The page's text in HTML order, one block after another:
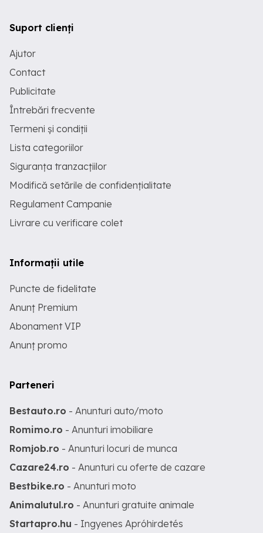
Suport clienți
Ajutor
Contact
Publicitate
Întrebări frecvente
Termeni și condiții
Lista categoriilor
Siguranța tranzacțiilor
Modifică setările de confidențialitate
Regulament Campanie
Livrare cu verificare colet
Informații utile
Puncte de fidelitate
Anunț Premium
Abonament VIP
Anunț promo
Parteneri
Bestauto.ro - Anunturi auto/moto
Romimo.ro - Anunturi imobiliare
Romjob.ro - Anunturi locuri de munca
Cazare24.ro - Anunturi cu oferte de cazare
Bestbike.ro - Anunturi moto
Animalutul.ro - Anunturi gratuite animale
Startapro.hu - Ingyenes Apróhirdetés